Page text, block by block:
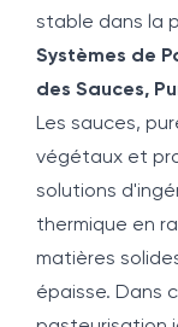
stable dans la
Systèmes de
des Sauces,
Les sauces,
végétaux et
solutions
thermique en
matières
épaisse. Dans